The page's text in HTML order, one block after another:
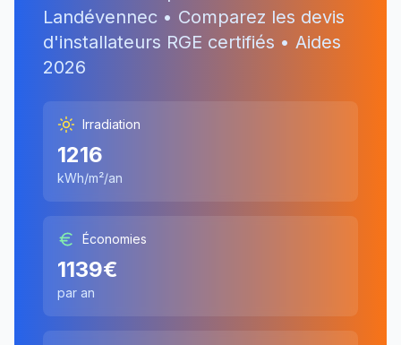
Landévennec • Comparez les devis
d'installateurs RGE certifiés • Aides
2026
Irradiation
1216
kWh/m²/an
Économies
1139€
par an